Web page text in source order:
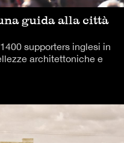
guida alla città
supporters inglesi in
architettoniche e